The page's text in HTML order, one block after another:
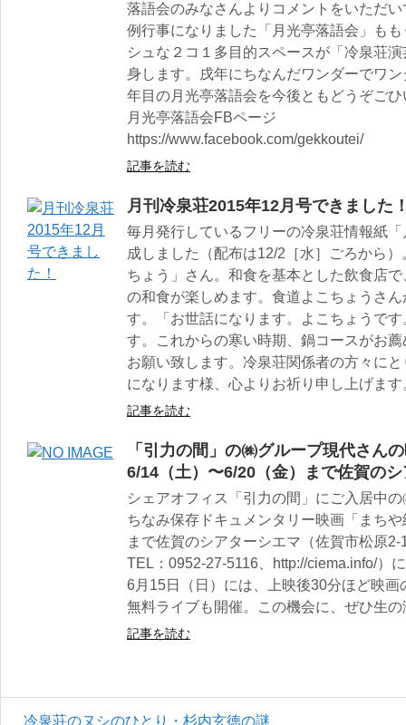
落語会のみなさんよりコメントをいただ
例行事になりました「月光亭落語会」も
シュな２コ１多目的スペースが「冷泉荘
身します。戌年にちなんだワンダーでワ
年目の月光亭落語会を今後ともどうぞご
月光亭落語会FBページ
https://www.facebook.com/gekkoutei/
記事を読む
月刊冷泉荘2015年12月号できました
毎月発行しているフリーの冷泉荘情報紙
成しました（配布は12/2［水］ごろから
ちょう」さん。和食を基本とした飲食店
の和食が楽しめます。食道よこちょうさ
す。「お世話になります。よこちょうで
す。これからの寒い時期、鍋コースがお
お願い致します。冷泉荘関係者の方々に
になります様、心よりお祈り申し上げます
記事を読む
「引力の間」の㈱グループ現代さん
6/14（土）〜6/20（金）まで佐賀の
シェアオフィス「引力の間」にご入居中
ちなみ保存ドキュメンタリー映画「まち
まで佐賀のシアターシエマ（佐賀市松原
TEL：0952-27-5116、http://ciema.info/）
6月15日（日）には、上映後30分ほど映
無料ライブも開催。この機会に、ぜひ生
記事を読む
冷泉荘のヌシのひとり・杉内玄徳の謎